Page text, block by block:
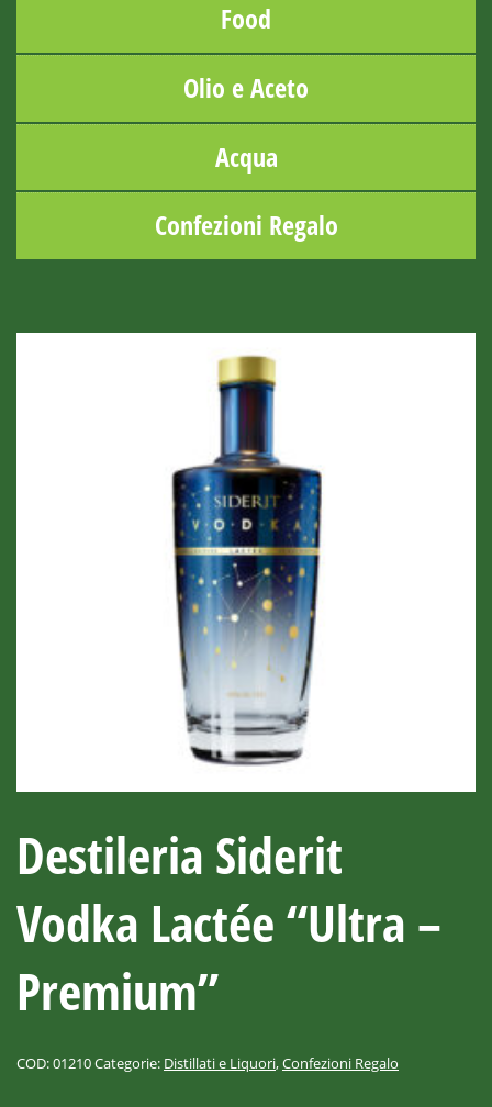
Food
Olio e Aceto
Acqua
Confezioni Regalo
Destileria Siderit
Vodka Lactée “Ultra –
Premium”
COD:01210Categorie: Distillati e Liquori,Confezioni Regalo